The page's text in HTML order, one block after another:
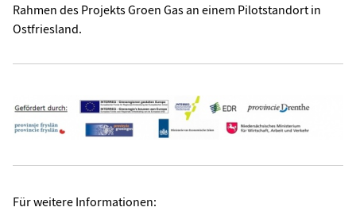
Rahmen des Projekts Groen Gas an einem Pilotstandort in
Ostfriesland.
Für weitere Informationen: